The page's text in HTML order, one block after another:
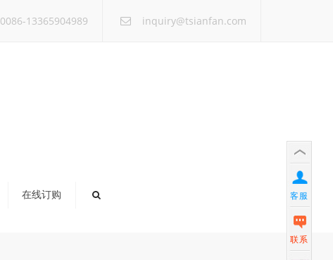
0086-13365904989 inquiry@tsianfan.com
在线订购 客服
联系